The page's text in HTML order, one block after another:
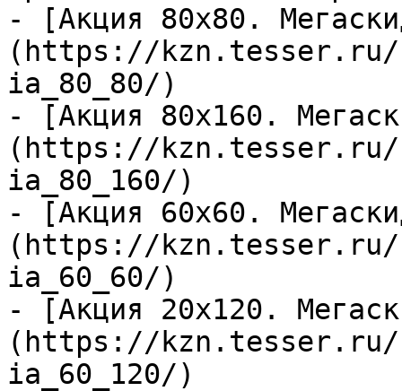
- [Акция 80х80.
(https://kzn.tesser.ru/
ia_80_80/)
- [Акция 80х160.
(https://kzn.tesser.ru/
ia_80_160/)
- [Акция 60х60.
(https://kzn.tesser.ru/
ia_60_60/)
- [Акция 20х120.
(https://kzn.tesser.ru/
ia_60_120/)